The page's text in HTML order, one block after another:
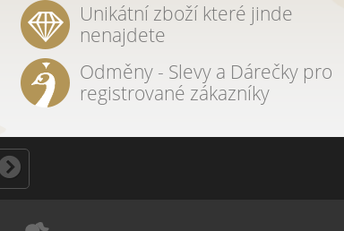
Unikátní zboží které jinde
nenajdete
Odměny - Slevy a Dárečky pro
registrované zákazníky